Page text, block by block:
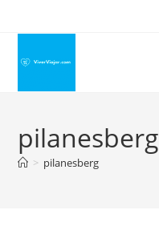
conteúdo
pilanesberg
> pilanesberg